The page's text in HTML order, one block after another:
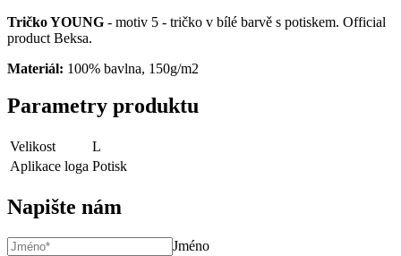
Tričko YOUNG - motiv 5 - tričko v bílé barvě s potiskem. Official
product Beksa.
Materiál: 100% bavlna, 150g/m2
Parametry produktu
Velikost
L
Aplikace loga Potisk
Napište nám
Jméno